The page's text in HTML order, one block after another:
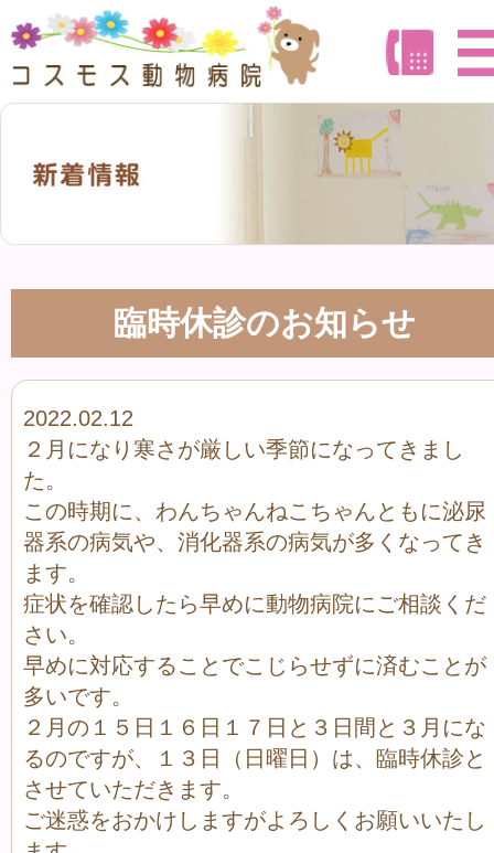
臨時休診のお知らせ
2022.02.12
２月になり寒さが厳しい季節になってきまし
た。
この時期に、わんちゃんねこちゃんともに泌尿
器系の病気や、消化器系の病気が多くなってき
ます。
症状を確認したら早めに動物病院にご相談くだ
さい。
早めに対応することでこじらせずに済むことが
多いです。
２月の１５日１６日１７日と３日間と３月にな
るのですが、１３日（日曜日）は、臨時休診と
させていただきます。
ご迷惑をおかけしますがよろしくお願いいたし